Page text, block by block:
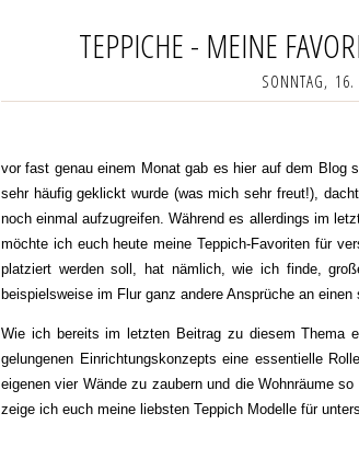
TEPPICHE - MEINE
SONNTAG,
vor fast genau einem Monat gab es hier auf dem Blog
sehr häufig geklickt wurde (was mich sehr freut!),
noch einmal aufzugreifen. Während es allerdings im
möchte ich euch heute meine Teppich-Favoriten für
platziert werden soll, hat nämlich, wie ich finde,
beispielsweise im Flur ganz andere Ansprüche an
Wie ich bereits im letzten Beitrag zu diesem Thema
gelungenen Einrichtungskonzepts eine essentielle
eigenen vier Wände zu zaubern und die Wohnräume
zeige ich euch meine liebsten Teppich Modelle für